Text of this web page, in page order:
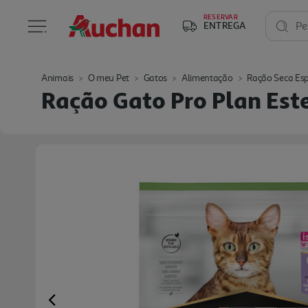
RESERVAR
ENTREGA
Animais O meu Pet Gatos Alimentação Ração Seca
Ração Gato Pro Plan